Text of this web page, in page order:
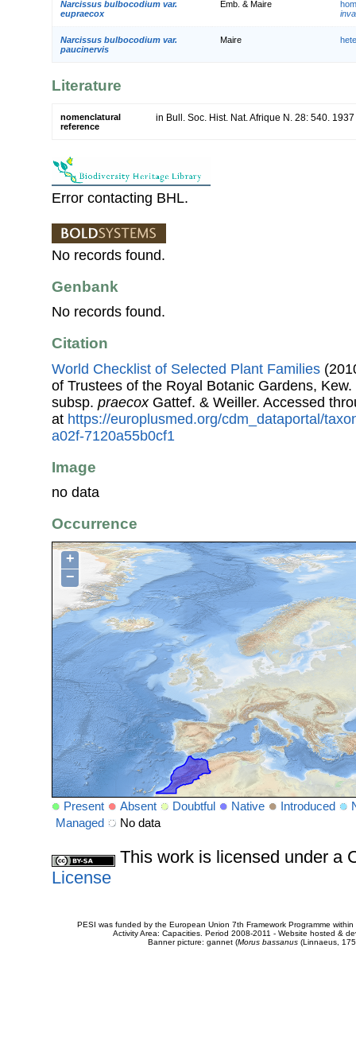
Narcissus bulbocodium var.
eupraecox
Emb. & Maire
Narcissus bulbocodium var.
paucinervis
Maire
Literature
nomenclatural
reference
in Bull. Soc. Hist. Nat. Afrique N. 28: 540. 1937
Error contacting BHL.
No records found.
Genbank
No records found.
Citation
World Checklist of Selected Plant Families
of Trustees of the Royal Botanic Gardens, Kew.
subsp. praecoxGattef. & Weiller. Accessed
at https://europlusmed.org/cdm_dataportal/
a02f-7120a55b0cf1
Image
no data
Occurrence
+
−
Present Absent Doubtful Native Introduced
Managed
No data
This work is licensed under a
License
PESI was funded by the European Union 7th Framework Programme
Activity Area: Capacities. Period 2008-2011 - Website hosted &
Banner picture: gannet (Morus bassanus(Linnaeus,